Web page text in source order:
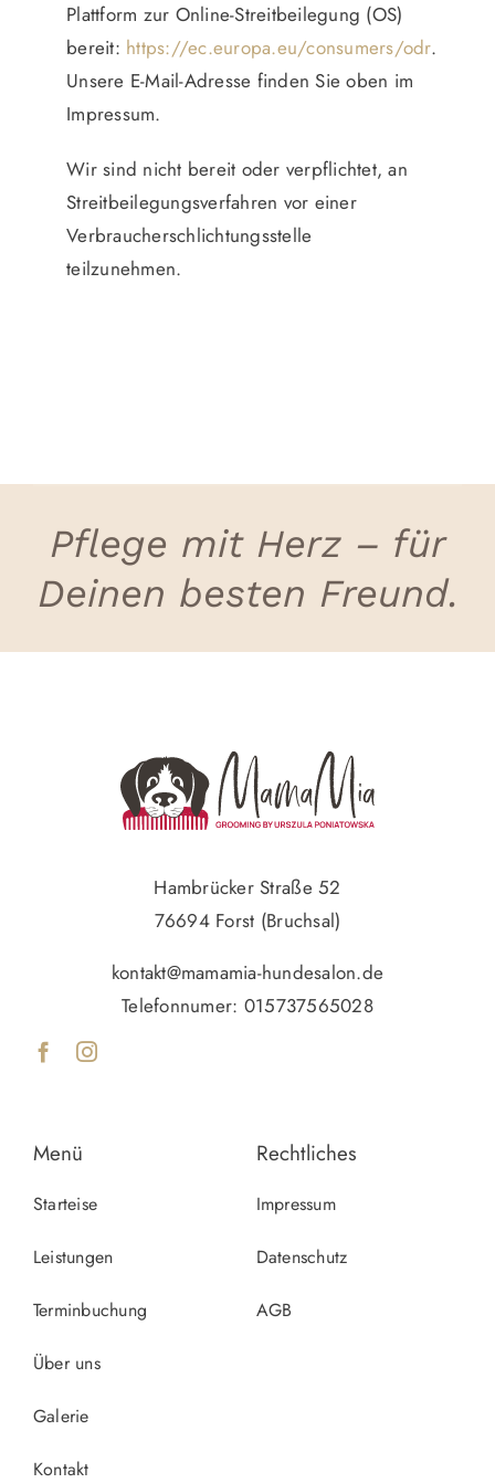
Plattform zur Online-Streitbeilegung (OS)
bereit: https://ec.europa.eu/consumers/odr.
Unsere E-Mail-Adresse finden Sie oben im
Impressum.
Wir sind nicht bereit oder verpflichtet, an
Streitbeilegungsverfahren vor einer
Verbraucherschlichtungsstelle
teilzunehmen.
Pflege mit Herz – für
Deinen besten Freund.
Hambrücker Straße 52
76694 Forst (Bruchsal)
kontakt@mamamia-hundesalon.de
Telefonnumer: 015737565028
Menü
Starteise
Leistungen
Terminbuchung
Über uns
Galerie
Kontakt
Rechtliches
Impressum
Datenschutz
AGB